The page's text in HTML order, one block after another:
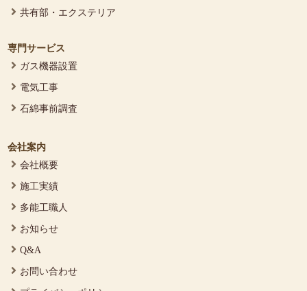
共有部・エクステリア
専門サービス
ガス機器設置
電気工事
石綿事前調査
会社案内
会社概要
施工実績
多能工職人
お知らせ
Q&A
お問い合わせ